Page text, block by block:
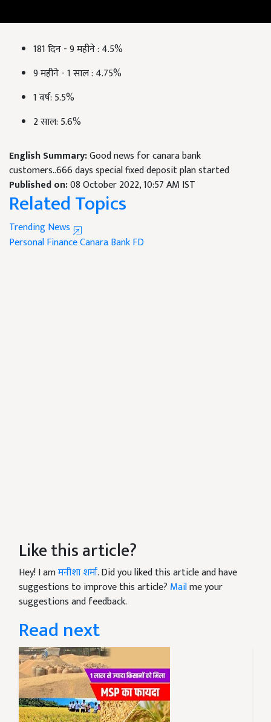
181दिन -9महीने : 4.5%
9महीने -1साल : 4.75%
1वर्ष: 5.5%
2साल: 5.6%
English Summary:Good news for canara bank
customers..666 days special fixed deposit plan started
Published on:08 October 2022, 10:57 AM IST
Related Topics
Trending News
Personal FinanceCanara BankFD
Like this article?
Hey! I amमनीशा शर्मा. Did you liked this article and have
suggestions to improve this article? Mailme your
suggestions and feedback.
Read next